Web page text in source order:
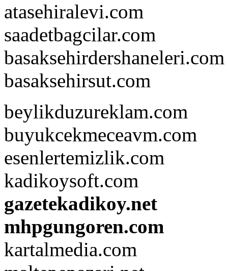
atasehiralevi.com
saadetbagcilar.com
basaksehirdershaneleri.com
basaksehirsut.com
beylikduzureklam.com
buyukcekmeceavm.com
esenlertemizlik.com
kadikoysoft.com
gazetekadikoy.net
mhpgungoren.com
kartalmedia.com